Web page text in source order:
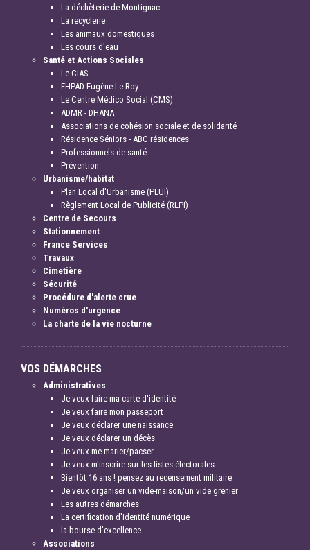
La déchèterie de Montignac
La recyclerie
Les animaux domestiques
Les cours d'eau
Santé et Actions Sociales
Le CIAS
EHPAD Eugène Le Roy
Le Centre Médico Social (CMS)
ADMR - DHANA
Associations de cohésion sociale et de solidarité
Résidence Séniors - ABC résidences
Professionnels de santé
Prévention
Urbanisme/habitat
Plan Local d'Urbanisme (PLUI)
Règlement Local de Publicité (RLPI)
Centre de Secours
Stationnement
France Services
Travaux
Cimetière
Sécurité
Procédure d'alerte crue
Numéros d'urgence
La charte de la vie nocturne
VOS DÉMARCHES
Administratives
Je veux faire ma carte d'identité
Je veux faire mon passeport
Je veux déclarer une naissance
Je veux déclarer un décès
Je veux me marier/pacser
Je veux m'inscrire sur les listes électorales
Bientôt 16 ans ! pensez au recensement militaire
Je veux organiser un vide-maison/un vide grenier
Les autres démarches
La certification d'identité numérique
la bourse d'excellence
Associations